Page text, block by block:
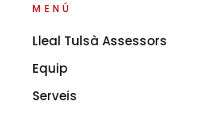
MENÚ
Lleal Tulsà Assessors
Equip
Serveis